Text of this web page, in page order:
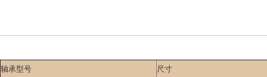
轴承型号 尺寸